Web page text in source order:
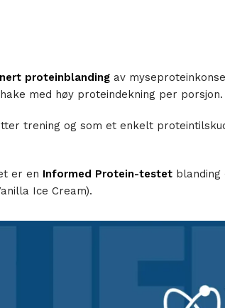
proteinblanding av
med høy proteindekning per porsjon.
trening og som et enkelt
er en Informed Protein-testet
Ice Cream).